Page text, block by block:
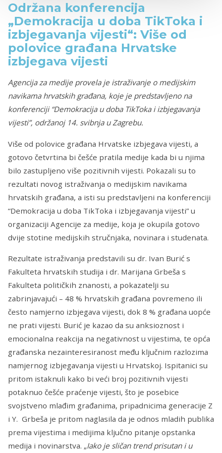
Održana konferencija
„Demokracija u doba TikToka i
izbjegavanja vijesti“: Više od
polovice građana Hrvatske
izbjegava vijesti
Agencija za medije provela je istraživanje o medijskim
navikama hrvatskih građana, koje je predstavljeno na
konferenciji “Demokracija u doba TikToka i izbjegavanja
vijesti”, održanoj 14. svibnja u Zagrebu.
Više od polovice građana Hrvatske izbjegava vijesti, a
gotovo četvrtina bi češće pratila medije kada bi u njima
bilo zastupljeno više pozitivnih vijesti. Pokazali su to
rezultati novog istraživanja o medijskim navikama
hrvatskih građana, a isti su predstavljeni na konferenciji
“Demokracija u doba TikToka i izbjegavanja vijesti” u
organizaciji Agencije za medije, koja je okupila gotovo
dvije stotine medijskih stručnjaka, novinara i studenata.
Rezultate istraživanja predstavili su dr. Ivan Burić s
Fakulteta hrvatskih studija i dr. Marijana Grbeša s
Fakulteta političkih znanosti, a pokazatelji su
zabrinjavajući – 48 % hrvatskih građana povremeno ili
često namjerno izbjegava vijesti, dok 8 % građana uopće
ne prati vijesti. Burić je kazao da su anksioznost i
emocionalna reakcija na negativnost u vijestima, te opća
građanska nezainteresiranost među ključnim razlozima
namjernog izbjegavanja vijesti u Hrvatskoj. Ispitanici su
pritom istaknuli kako bi veći broj pozitivnih vijesti
potaknuo češće praćenje vijesti, što je posebice
svojstveno mlađim građanima, pripadnicima generacije Z
i Y. Grbeša je pritom naglasila da je odnos mladih publika
prema vijestima i medijima ključno pitanje opstanka
medija i novinarstva. „Iako je sličan trend prisutan i u